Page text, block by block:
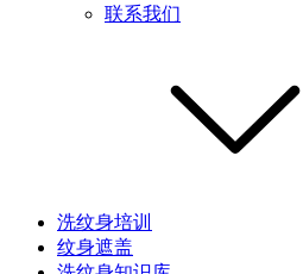
联系我们
洗纹身培训
纹身遮盖